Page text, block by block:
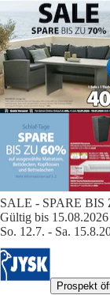
SALE - SPARE BIS
Gültig bis 15.08.2026
So. 12.7. - Sa.
Prospekt